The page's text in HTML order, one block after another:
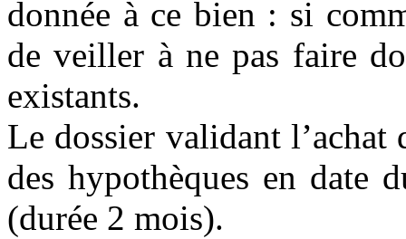
donnée à ce bien : si
de veiller à ne pas faire
existants.
Le dossier validant l’achat
des hypothèques en date
(durée 2 mois).